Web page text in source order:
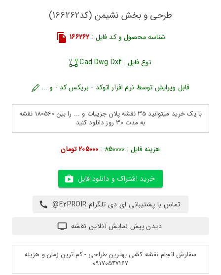
طرحی و بخش نشیمن (کد166262)
شناسه محصول و کد فایل : 166262
نوع فایل : Cad Dwg Dxf
قابل ویرایش توسط نرم افزار اتوکد - بریکس کد - و ...
با یک خرید میتوانید 35 نقشه پلان جزییات و ... را بین 180560 نقشه
به مدت 30 روز دانلود کنید
هزینه فایل :850000
: 205000 تومان
خرید اشتراک و دانلود فایل
تماس با پشتیبانی ای دی تلگرام E2PROIR@
دیدن پیش نمایش آنلاین نقشه
سفارش انجام نقشه کشی بهترین طراحی - کم ترین زمان و هزینه
09170547167